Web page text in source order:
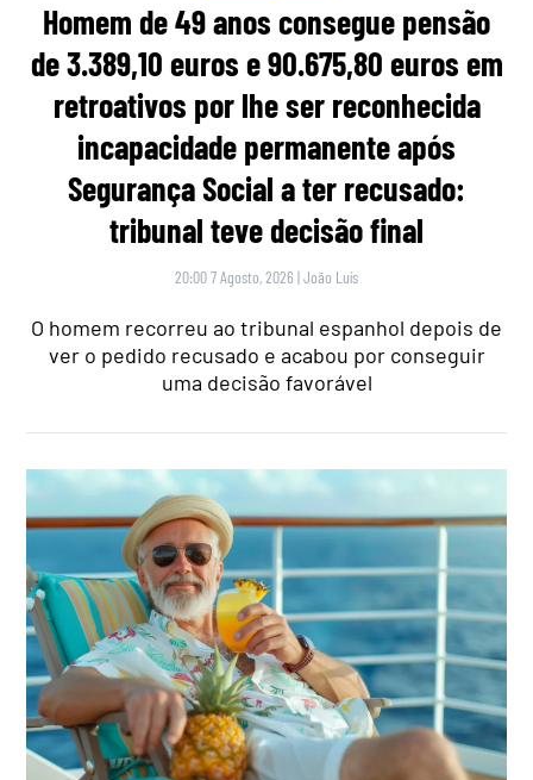
Homem de 49 anos consegue pensão
de 3.389,10 euros e 90.675,80 euros em
retroativos por lhe ser reconhecida
incapacidade permanente após
Segurança Social a ter recusado:
tribunal teve decisão final
20:00 7 Agosto, 2026 |João Luís
O homem recorreu ao tribunal espanhol depois de
ver o pedido recusado e acabou por conseguir
uma decisão favorável